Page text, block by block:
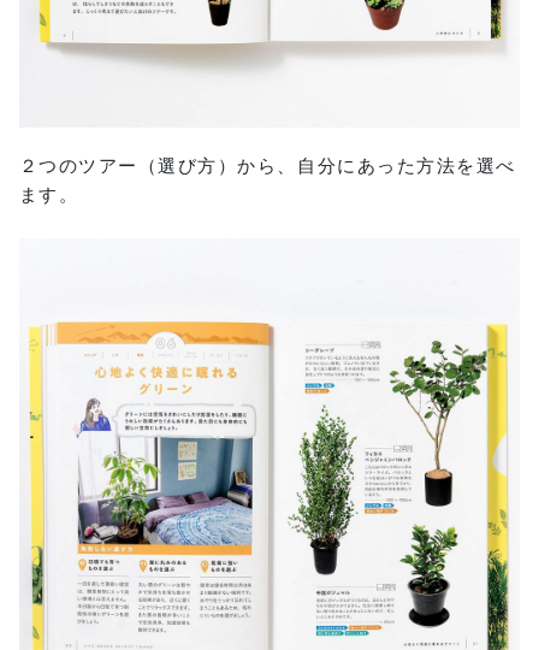
２つのツアー（選び方）から、自分にあった方法を選べ
ます。